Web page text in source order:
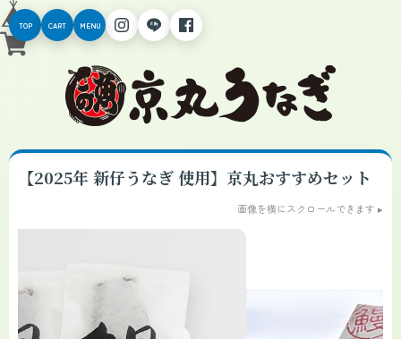
TOP CART MENU
【2025年 新仔うなぎ 使用】京丸おすすめセット
画像を横にスクロールできます ▸